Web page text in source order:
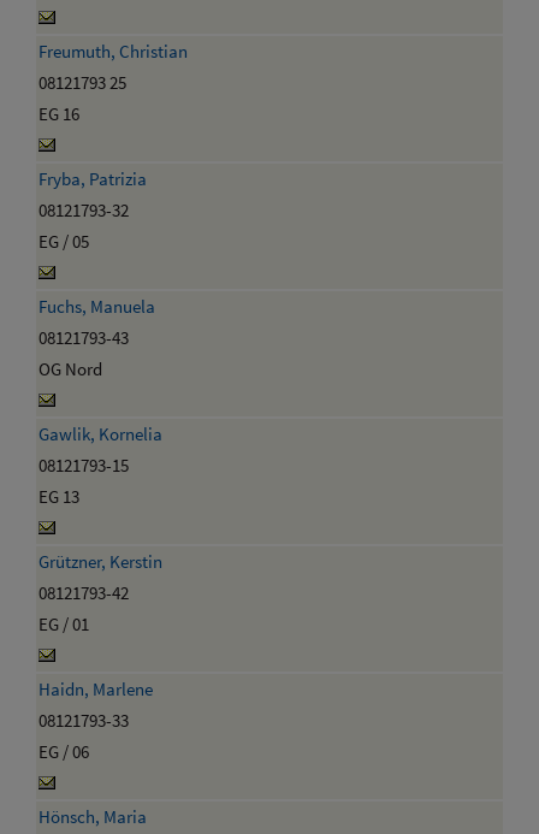
Freumuth, Christian
08121793 25
EG 16
Fryba, Patrizia
08121793-32
EG / 05
Fuchs, Manuela
08121793-43
OG Nord
Gawlik, Kornelia
08121793-15
EG 13
Grützner, Kerstin
08121793-42
EG / 01
Haidn, Marlene
08121793-33
EG / 06
Hönsch, Maria